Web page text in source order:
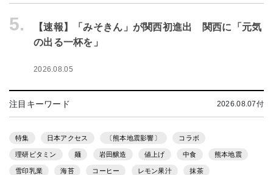
5.
【速報】「みそきん」が関西初進出 関西に「元気
の出る一杯を」
2026.08.05
注目キーワード 2026.08.07付
特集 日本アクセス 〔熊本地震影響〕 コラボ
理研ビタミン 麺 岩田醸造 値上げ 中食 熊本地震
雪印乳業 海苔 コーヒー レモン果汁 抹茶